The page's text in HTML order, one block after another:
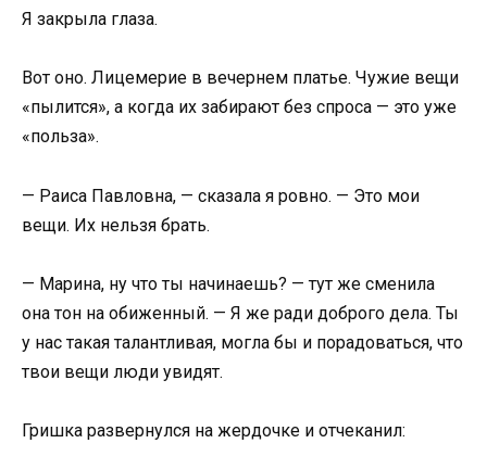
Я закрыла глаза.
Вот оно. Лицемерие в вечернем платье. Чужие вещи
«пылится», а когда их забирают без спроса — это уже
«польза».
— Раиса Павловна, — сказала я ровно. — Это мои
вещи. Их нельзя брать.
— Марина, ну что ты начинаешь? — тут же сменила
она тон на обиженный. — Я же ради доброго дела. Ты
у нас такая талантливая, могла бы и порадоваться, что
твои вещи люди увидят.
Гришка развернулся на жердочке и отчеканил: